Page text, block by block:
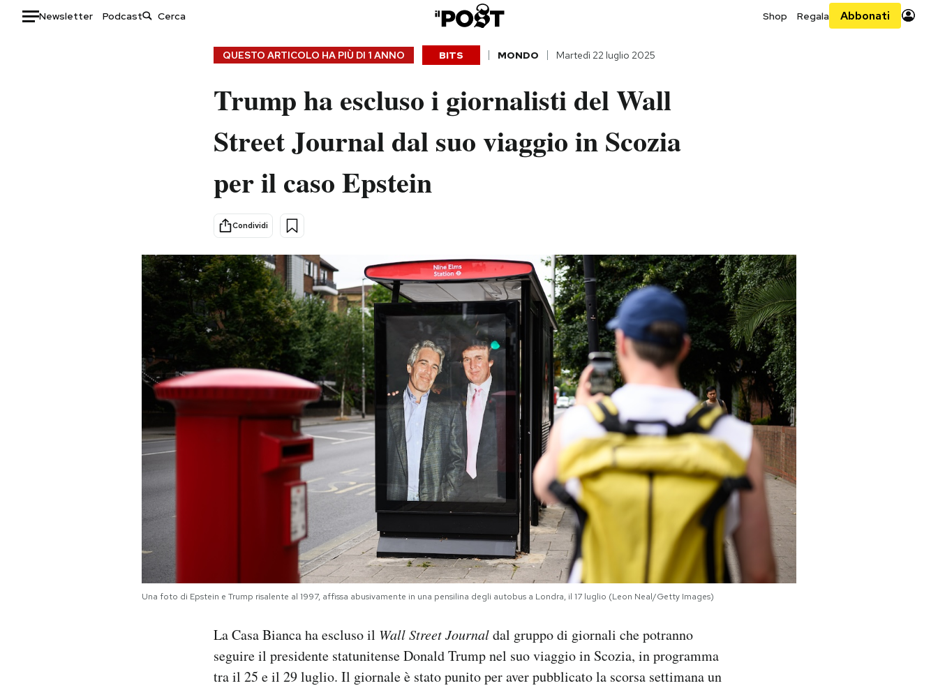
Newsletter Podcast Shop Regala Abbonati
Ok Boomer!
Altrecose
Mondiali calcio 2026
QUESTO ARTICOLO HA PIÙ DI 1 ANNO BITS MONDO Martedì 22 luglio 2025
Trump ha escluso i giornalisti del Wall
Street Journal dal suo viaggio in Scozia
per il caso Epstein
Condividi
Una foto di Epstein e Trump risalente al 1997, affissa abusivamente in una pensilina degli autobus a Londra, il 17 luglio (Leon Neal/Getty Images)
La Casa Bianca ha escluso il Wall Street Journaldal gruppo di giornali che potranno
seguire il presidente statunitense Donald Trump nel suo viaggio in Scozia, in programma
tra il 25 e il 29 luglio. Il giornale è stato punito per aver pubblicato la scorsa settimana un